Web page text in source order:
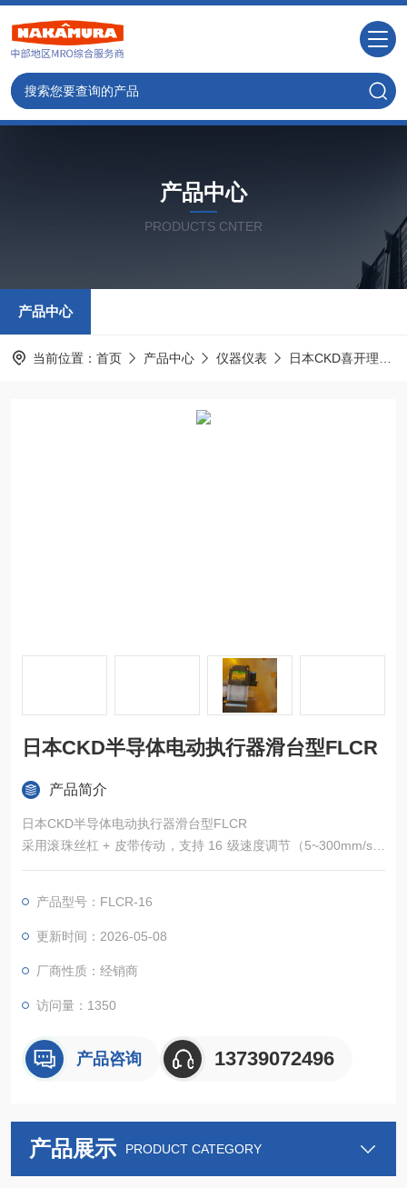
产品中心
PRODUCTS CNTER
产品中心
当前位置： 首页 产品中心 仪器仪表 日本CKD喜开理
日本CKD半导体电动执行器滑台型FLCR
产品简介
日本CKD半导体电动执行器滑台型FLCR
采用滚珠丝杠 + 皮带传动，支持 16 级速度调节（5~300mm/s）
和 10 级位置细分，可满足半导体晶圆微米级定位需求（如检测
搭配 ECR 控制器时，支持实时扭矩监控，可通过 IO-Link 远程调
整参数，避免过载损伤工件。
产品型号：FLCR-16
更新时间：2026-05-08
厂商性质：经销商
访问量：1350
产品咨询 13739072496
产品展示 PRODUCT CATEGORY